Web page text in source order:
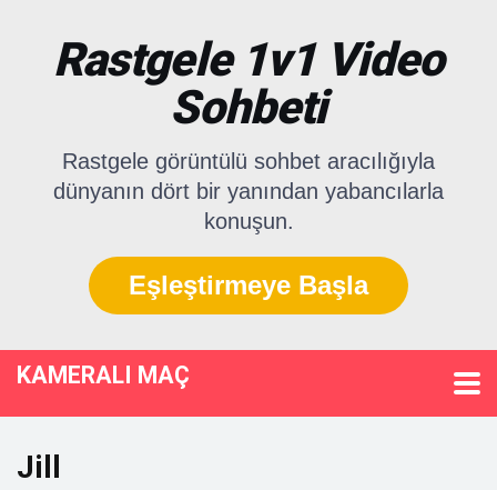
Rastgele 1v1 Video
Sohbeti
Rastgele görüntülü sohbet aracılığıyla
dünyanın dört bir yanından yabancılarla
konuşun.
Eşleştirmeye Başla
KAMERALI MAÇ
Jill